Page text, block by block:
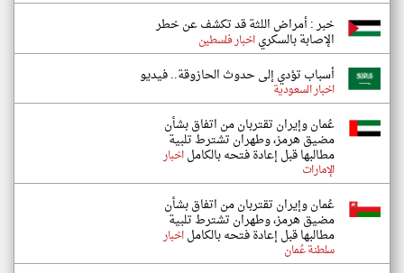
خبر : أمراض اللثة قد تكشف عن خطر
الإصابة بالسكرياخبار فلسطين
أسباب تؤدي إلى حدوث الحازوقة.. فيديو
اخبار السعودية
عُمان وإيران تقتربان من اتفاق بشأن
مضيق هرمز، وطهران تشترط تلبية
مطالبها قبل إعادة فتحه بالكاملاخبار
الإمارات
عُمان وإيران تقتربان من اتفاق بشأن
مضيق هرمز، وطهران تشترط تلبية
مطالبها قبل إعادة فتحه بالكاملاخبار
سلطنة عُمان